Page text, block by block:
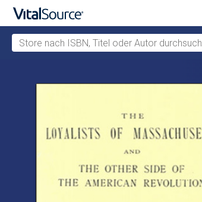
Store nach ISBN, Titel oder Autor durchsuchen